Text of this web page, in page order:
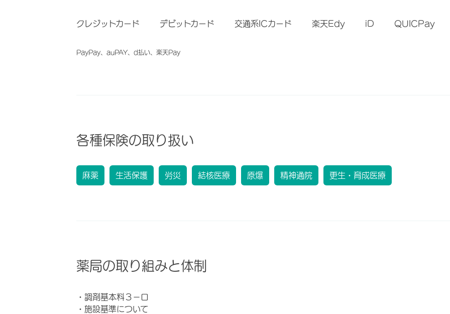
クレジットカード デビットカード 交通系ICカード 楽天Edy iD QUICPay
PayPay、auPAY、d払い、楽天Pay
各種保険の取り扱い
麻薬 生活保護 労災 結核医療 原爆 精神通院 更生・育成医療
薬局の取り組みと体制
・調剤基本料３－ロ
・施設基準について